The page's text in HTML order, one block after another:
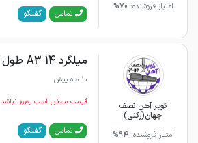
امتیاز فروشنده: 70%
تماس گفتگو
کویر آهن نصف
جهان(رکنی)
امتیاز فروشنده:94%
میلگرد 14 A3 طول 12 ظفر بناب
10 ماه پیش
قیمت ممکن است به‌روز نباشد
تماس گفتگو